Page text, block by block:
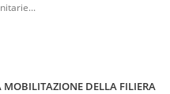
DELLA FILIERA